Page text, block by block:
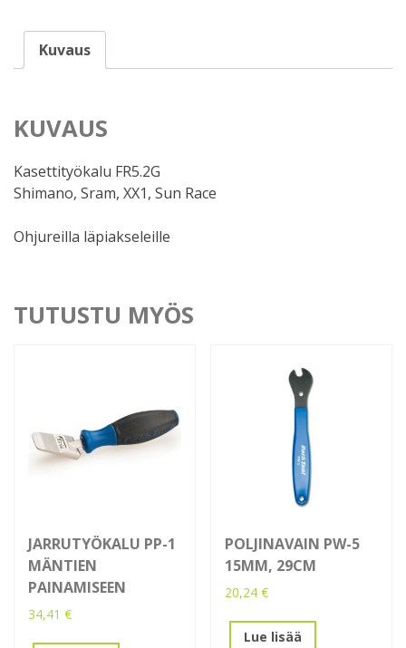
määrä
Kuvaus
KUVAUS
Kasettityökalu FR5.2G
Shimano, Sram, XX1, Sun Race
Ohjureilla läpiakseleille
TUTUSTU MYÖS
JARRUTYÖKALU PP-1
MÄNTIEN
PAINAMISEEN
34,41 €
POLJINAVAIN PW-5
15MM, 29CM
20,24€
Lue lisää